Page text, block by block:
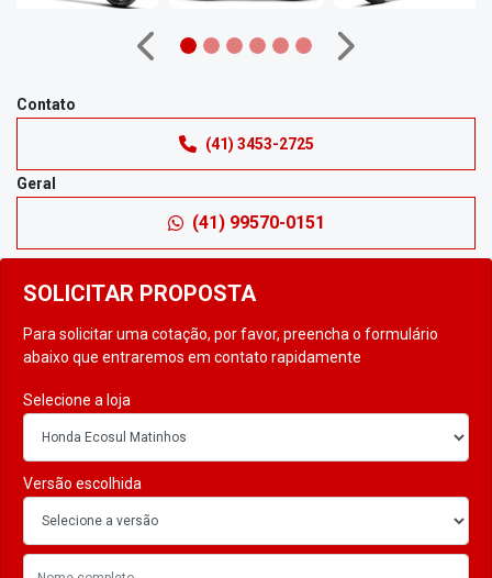
SOLICITAR PROPOSTA
Para solicitar uma cotação, por favor, preencha o formulário
abaixo que entraremos em contato rapidamente
Selecione a loja
Versão escolhida
Anterior Próximo
Contato
(41) 3453-2725
Geral
(41) 99570-0151